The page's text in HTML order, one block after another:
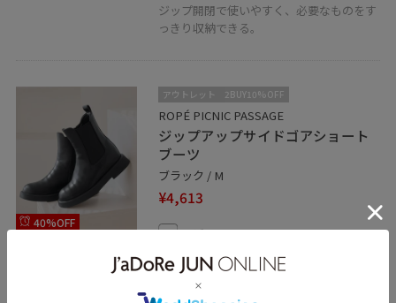
ジップ開閉で使いやすく、必要なものをす
っきり収納できる。
40%OFF
アウトレット 2BUY10%OFF
ROPÉ PICNIC PASSAGE
ジップアップサイドゴアショート
ブーツ
ブラック / M
¥4,613
レビュー
着脱しやすいサイドジップ仕様のサイドゴ
アブーツ。